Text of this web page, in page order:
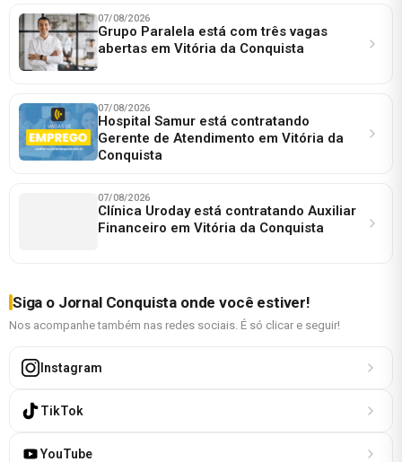
07/08/2026
Grupo Paralela está com três vagas
abertas em Vitória da Conquista
07/08/2026
Hospital Samur está contratando
Gerente de Atendimento em Vitória da
Conquista
07/08/2026
Clínica Uroday está contratando Auxiliar
Financeiro em Vitória da Conquista
Siga o Jornal Conquista onde você estiver!
Nos acompanhe também nas redes sociais. É só clicar e seguir!
Instagram
TikTok
YouTube